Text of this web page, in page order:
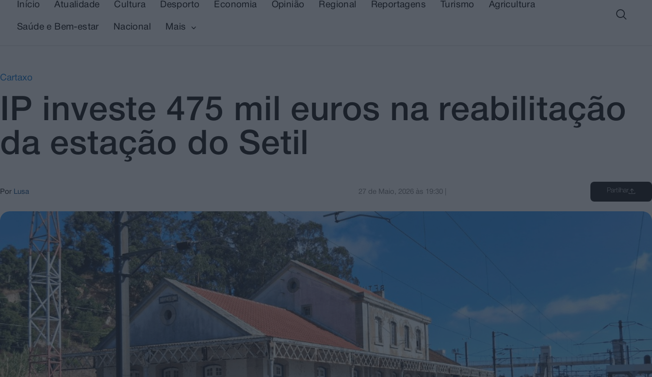
Início Atualidade Cultura Desporto Economia Opinião Regional Reportagens Turismo Agricultura
Saúde e Bem-estar Nacional Mais
Cartaxo
IP investe 475 mil euros na reabilitação
da estação do Setil
Por Lusa 27 de Maio, 2026 às 19:30 Partilhar